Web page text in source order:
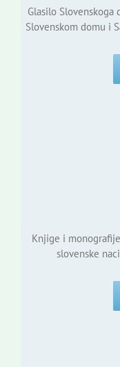
Glasilo
Slovenskom domu i
Knjige i
slovenske